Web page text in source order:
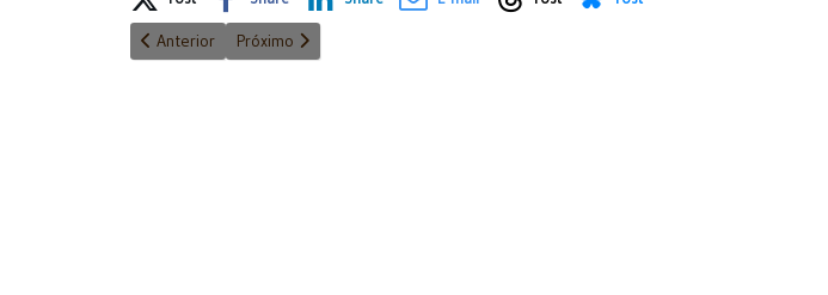
Artigo anterior: Espécies de Prisões e a Confusão
Anterior Próximo artigo: Um Bispo ou um herege?...
Próximo